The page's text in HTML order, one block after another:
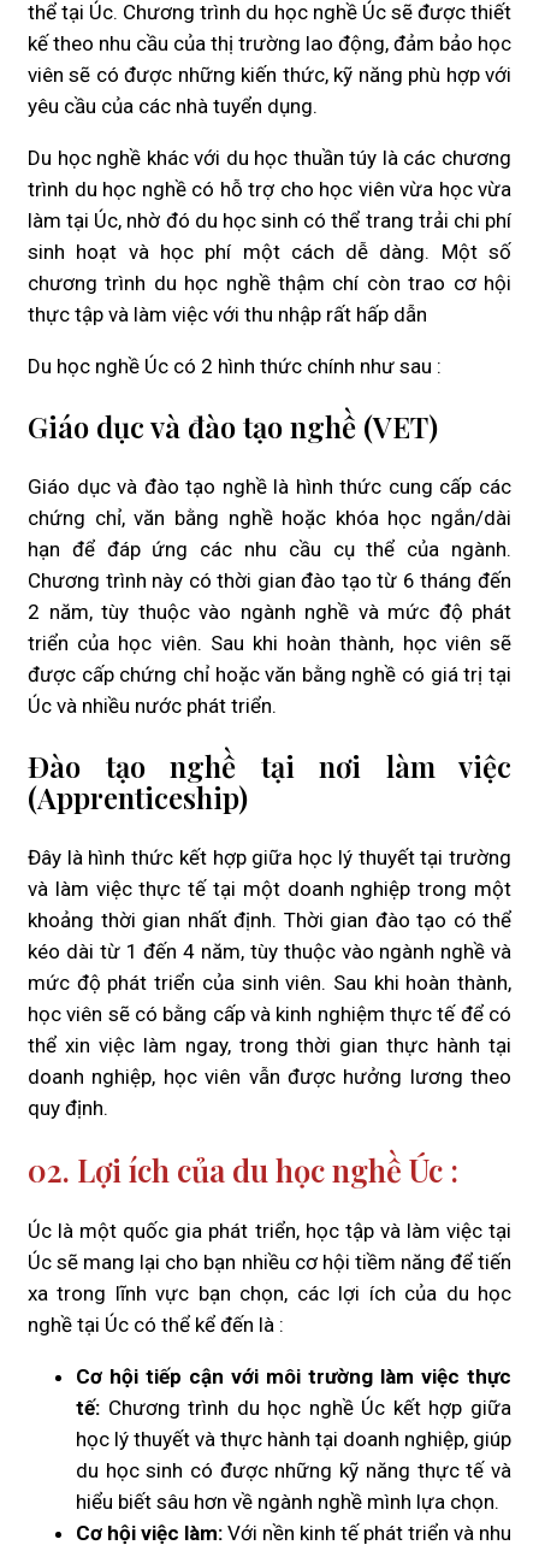
thể tại Úc. Chương trình du học nghề Úc sẽ được thiết
kế theo nhu cầu của thị trường lao động, đảm bảo học
viên sẽ có được những kiến thức, kỹ năng phù hợp với
yêu cầu của các nhà tuyển dụng.
Du học nghề khác với du học thuần túy là các chương
trình du học nghề có hỗ trợ cho học viên vừa học vừa
làm tại Úc, nhờ đó du học sinh có thể trang trải chi phí
sinh hoạt và học phí một cách dễ dàng. Một số
chương trình du học nghề thậm chí còn trao cơ hội
thực tập và làm việc với thu nhập rất hấp dẫn
Du học nghề Úc có 2 hình thức chính như sau :
Giáo dục và đào tạo nghề (VET)
Giáo dục và đào tạo nghề là hình thức cung cấp các
chứng chỉ, văn bằng nghề hoặc khóa học ngắn/dài
hạn để đáp ứng các nhu cầu cụ thể của ngành.
Chương trình này có thời gian đào tạo từ 6 tháng đến
2 năm, tùy thuộc vào ngành nghề và mức độ phát
triển của học viên. Sau khi hoàn thành, học viên sẽ
được cấp chứng chỉ hoặc văn bằng nghề có giá trị tại
Úc và nhiều nước phát triển.
Đào tạo nghề tại nơi làm việc
(Apprenticeship)
Đây là hình thức kết hợp giữa học lý thuyết tại trường
và làm việc thực tế tại một doanh nghiệp trong một
khoảng thời gian nhất định. Thời gian đào tạo có thể
kéo dài từ 1 đến 4 năm, tùy thuộc vào ngành nghề và
mức độ phát triển của sinh viên. Sau khi hoàn thành,
học viên sẽ có bằng cấp và kinh nghiệm thực tế để có
thể xin việc làm ngay, trong thời gian thực hành tại
doanh nghiệp, học viên vẫn được hưởng lương theo
quy định.
02. Lợi ích của du học nghề Úc :
Úc là một quốc gia phát triển, học tập và làm việc tại
Úc sẽ mang lại cho bạn nhiều cơ hội tiềm năng để tiến
xa trong lĩnh vực bạn chọn, các lợi ích của du học
nghề tại Úc có thể kể đến là :
Cơ hội tiếp cận với môi trường làm việc thực
tế: Chương trình du học nghề Úc kết hợp giữa
học lý thuyết và thực hành tại doanh nghiệp, giúp
du học sinh có được những kỹ năng thực tế và
hiểu biết sâu hơn về ngành nghề mình lựa chọn.
Cơ hội việc làm: Với nền kinh tế phát triển và nhu